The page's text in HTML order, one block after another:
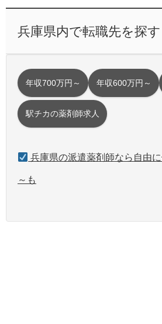
兵庫県内で転職先を探す
年収700万円～ 年収600万円～
駅チカの薬剤師求人
兵庫県の派遣薬剤師なら自由
～も